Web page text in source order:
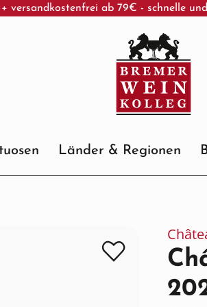
versandkostenfrei ab 79€ - schnelle
Länder & Regionen